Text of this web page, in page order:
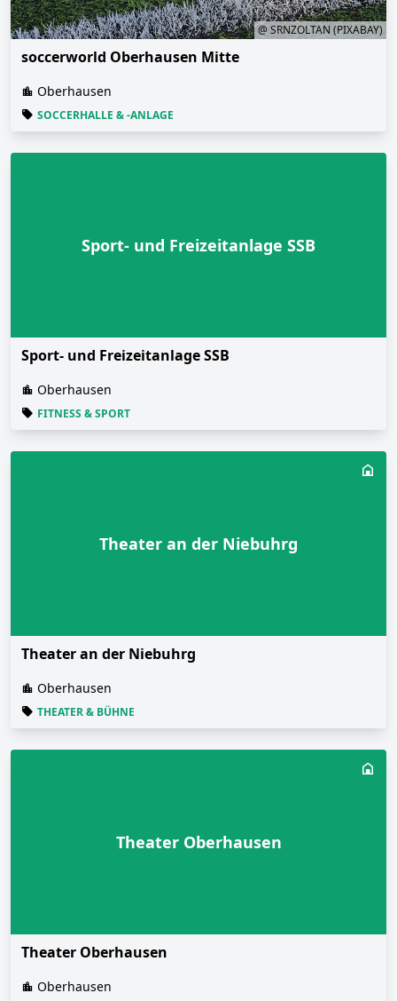
@ SRNZOLTAN (PIXABAY)
soccerworld Oberhausen Mitte
Oberhausen
SOCCERHALLE & -ANLAGE
Sport- und Freizeitanlage SSB
Sport- und Freizeitanlage SSB
Oberhausen
FITNESS & SPORT
Theater an der Niebuhrg
Theater an der Niebuhrg
Oberhausen
THEATER & BÜHNE
Theater Oberhausen
Theater Oberhausen
Oberhausen